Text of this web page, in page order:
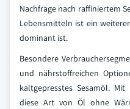
Nachfrage nach raffiniertem
Lebensmitteln ist ein
dominant ist.
Besondere
und nährstoffreichen
kaltgepresstes Sesamöl.
diese Art von Öl ohne